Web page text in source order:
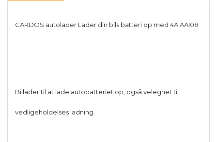
CARDOS autolader Lader din bils batteri op med 4A AA108
Billader til at lade autobatteriet op, også velegnet til
vedligeholdelses ladning.